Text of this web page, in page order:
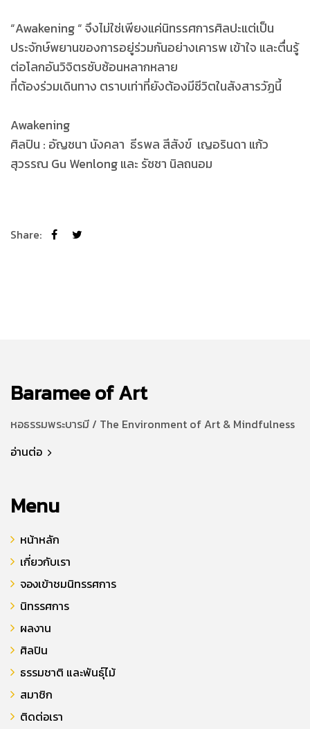
“Awakening “ จึงไม่ใช่เพียงแค่นิทรรศการศิลปะแต่เป็น
ประจักษ์พยานของการอยู่ร่วมกันอย่างเคารพ เข้าใจ และตื่นรู้
ต่อโลกอันวิจิตรซับซ้อนหลากหลาย
ที่ต้องร่วมเดินทาง ตราบเท่าที่ยังต้องมีชีวิตในสังสารวัฏนี้
Awakening
ศิลปิน : อัญชนา นังคลา ธีรพล สีสังข์ เญอรินดา แก้ว
สุวรรณ Gu Wenlong และ รัชชา นิลถนอม
Share:
Baramee of Art
หอธรรมพระบารมี / The Environment of Art & Mindfulness
อ่านต่อ
Menu
หน้าหลัก
เกี่ยวกับเรา
จองเข้าชมนิทรรศการ
นิทรรศการ
ผลงาน
ศิลปิน
ธรรมชาติ และพันธุ์ไม้
สมาชิก
ติดต่อเรา